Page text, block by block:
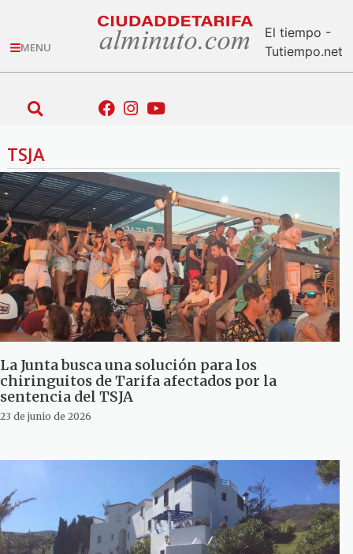
MENU
El tiempo -
Tutiempo.net
TSJA
La Junta busca una solución para los
chiringuitos de Tarifa afectados por la
sentencia del TSJA
23 de junio de 2026